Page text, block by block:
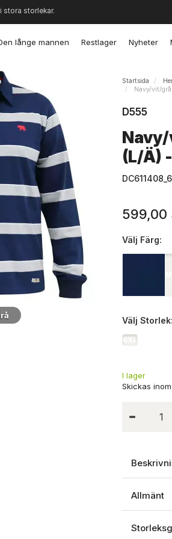
stora storlekar.
långe mannen Restlager Nyheter
Startsida
Navy/vit/
D555
(L/Ä)
599,00
Välj Färg:
Välj Storlek:
6XL
I lager
Allmänt